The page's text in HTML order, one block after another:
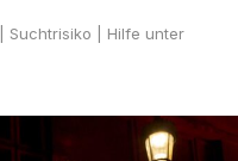
Suchtrisiko | Hilfe unter